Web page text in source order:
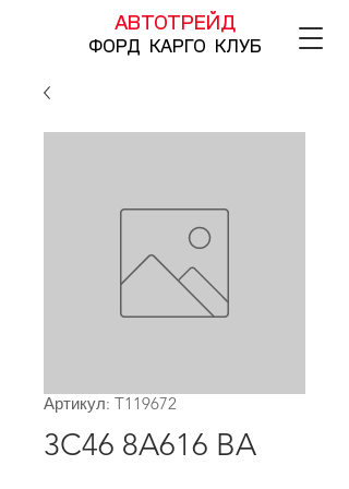
АВТОТРЕЙД
ФОРД КАРГО КЛУБ
Артикул: T119672
3C46 8A616 BA